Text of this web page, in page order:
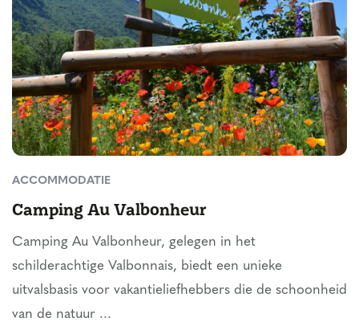
ACCOMMODATIE
Camping Au Valbonheur
Camping Au Valbonheur, gelegen in het
schilderachtige Valbonnais, biedt een unieke
uitvalsbasis voor vakantieliefhebbers die de schoonheid
van de natuur ...